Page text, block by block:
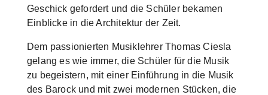
Geschick gefordert und die Schüler bekamen
Einblicke in die Architektur der Zeit.
Dem passionierten Musiklehrer Thomas Ciesla
gelang es wie immer, die Schüler für die Musik
zu begeistern, mit einer Einführung in die Musik
des Barock und mit zwei modernen Stücken, die